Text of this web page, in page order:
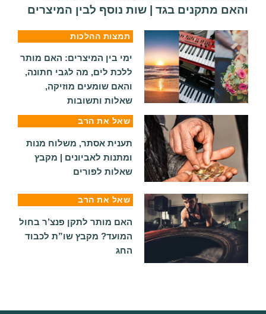
והאם מתקנים בגד | שות נוסף לבין המיצרים
תמצות ההלכות
ימי בין המיצרים: האם מותר
ללכת לים, מה לגבי חתונה,
והאם שומעים מוזיקה,
שאלות ותשובות
שאל את הרב
תענית אסתר, משלוח מנות
ומתנות לאביונים | מקבץ
שאלות לפורים
שאל את הרב
האם מותר לתקן פנצ’ר בחול
המועד? מקבץ שו”ת לכבוד
החג